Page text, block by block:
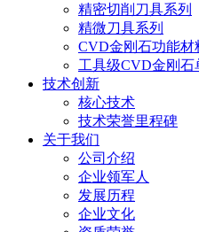
精密切削刀具系列
精微刀具系列
CVD金刚石功能材
工具级CVD金刚石
技术创新
核心技术
技术荣誉里程碑
关于我们
公司介绍
企业领军人
发展历程
企业文化